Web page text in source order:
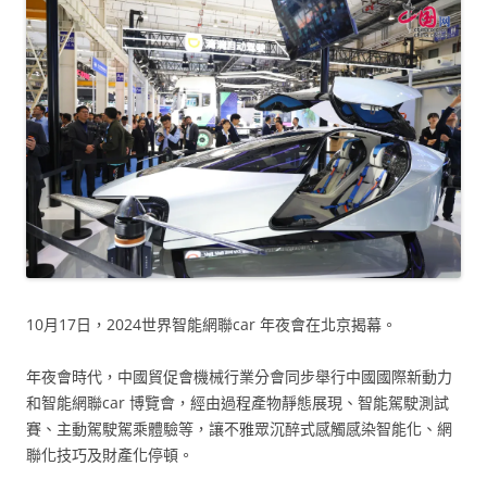
10月17日，2024世界智能網聯car 年夜會在北京揭幕。
年夜會時代，中國貿促會機械行業分會同步舉行中國國際新動力
和智能網聯car 博覽會，經由過程產物靜態展現、智能駕駛測試
賽、主動駕駛駕乘體驗等，讓不雅眾沉醉式感觸感染智能化、網
聯化技巧及財產化停頓。